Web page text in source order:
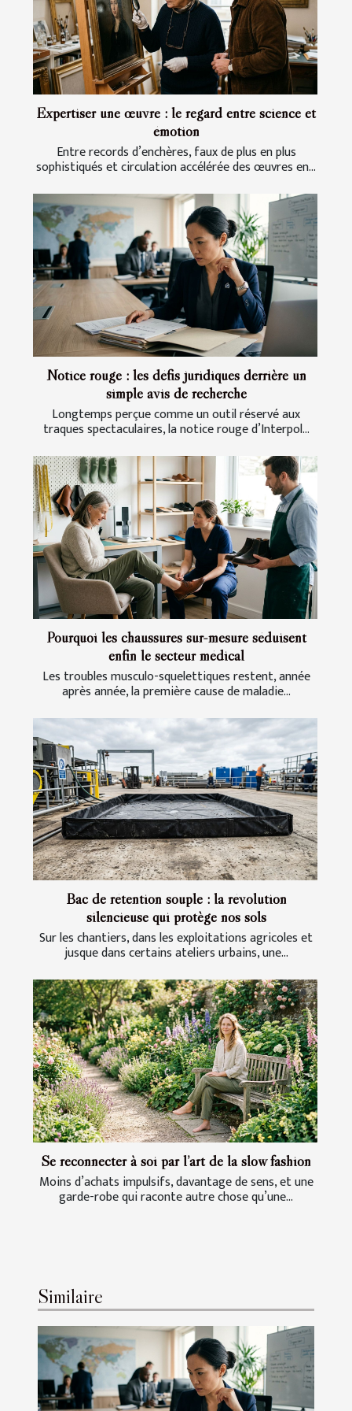
Expertiser une œuvre : le regard entre science et
émotion
Entre records d’enchères, faux de plus en plus
sophistiqués et circulation accélérée des œuvres en...
Notice rouge : les défis juridiques derrière un
simple avis de recherche
Longtemps perçue comme un outil réservé aux
traques spectaculaires, la notice rouge d’Interpol...
Pourquoi les chaussures sur-mesure séduisent
enfin le secteur médical
Les troubles musculo-squelettiques restent, année
après année, la première cause de maladie...
Bac de rétention souple : la révolution
silencieuse qui protège nos sols
Sur les chantiers, dans les exploitations agricoles et
jusque dans certains ateliers urbains, une...
Se reconnecter à soi par l’art de la slow fashion
Moins d’achats impulsifs, davantage de sens, et une
garde-robe qui raconte autre chose qu’une...
Similaire